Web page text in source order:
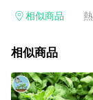
單，皆不在點數回
球嚴選、商城、專
回饋。 5. 點數回饋
實際回饋請依LINE
相似商品
相似商品